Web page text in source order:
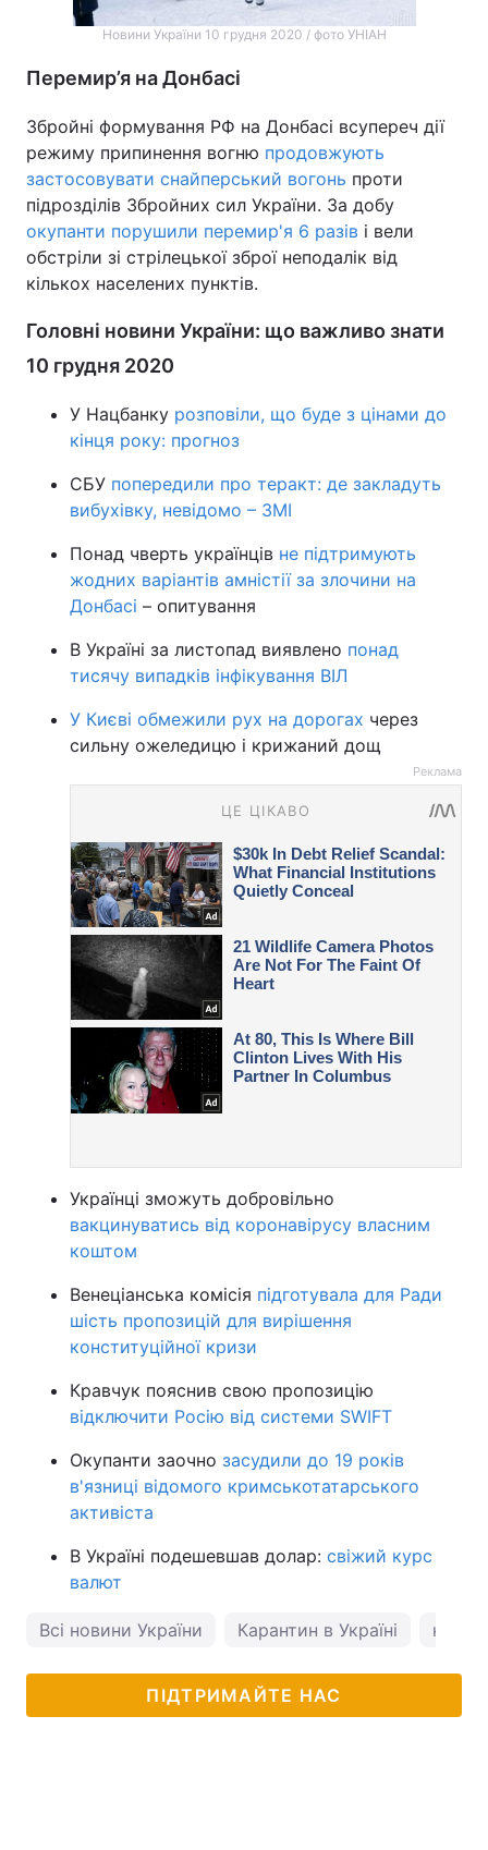
Новини України 10 грудня 2020 / фото УНІАН
Перемир’я на Донбасі
Збройні формування РФ на Донбасі всупереч дії
режиму припинення вогню продовжують
застосовувати снайперський вогонь проти
підрозділів Збройних сил України. За добу
окупанти порушили перемир'я 6 разів і вели
обстріли зі стрілецької зброї неподалік від
кількох населених пунктів.
Головні новини України: що важливо знати
10 грудня 2020
У Нацбанку розповіли, що буде з цінами до
кінця року: прогноз
СБУ попередили про теракт: де закладуть
вибухівку, невідомо – ЗМІ
Понад чверть українців не підтримують
жодних варіантів амністії за злочини на
Донбасі – опитування
В Україні за листопад виявлено понад
тисячу випадків інфікування ВІЛ
У Києві обмежили рух на дорогах через
сильну ожеледицю і крижаний дощ
Реклама
Українці зможуть добровільно
вакцинуватись від коронавірусу власним
коштом
Венеціанська комісія підготувала для Ради
шість пропозицій для вирішення
конституційної кризи
Кравчук пояснив свою пропозицію
відключити Росію від системи SWIFT
Окупанти заочно засудили до 19 років
в'язниці відомого кримськотатарського
активіста
В Україні подешевшав долар: свіжий курс
валют
Всі новини України Карантин в Україні
ПІДТРИМАЙТЕ НАС